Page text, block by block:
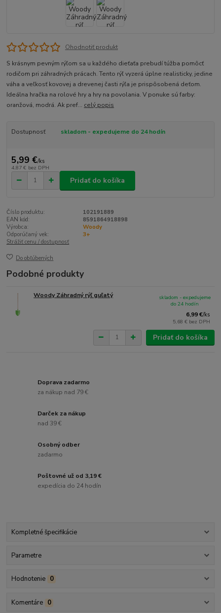
Ohodnotiť produkt
S krásnym pevným rýľom sa u každého dieťaťa prebudí túžba pomôcť
rodičom pri záhradných prácach. Tento rýľ vyzerá úplne realisticky, jedine
váha a veľkosť kovovej a drevenej časti rýľa je prispôsobená deťom.
Ideálna hračka na rolové hry a hry na povolania. V ponuke sú farby:
oranžová, modrá. Ak pref... celý popis
Dostupnosť skladom - expedujeme do 24 hodín
5,99 €/ks
4,87 € bez DPH
Pridať do košíka
Číslo produktu:
102191889
EAN kód:
8591864918898
Výrobca:
Woody
Odporúčaný vek:
3+
Strážiť cenu / dostupnosť
Do obľúbených
Podobné produkty
Woody Záhradný rýľ guľatý
6,99 €/ks
5,68 € bez DPH
skladom - expedujeme
do 24 hodín
Pridať do košíka
Doprava zadarmo
za nákup nad 79 €
Darček za nákup
nad 39 €
Osobný odber
zadarmo
Poštovné už od 3,19 €
expedícia do 24 hodín
Kompletné špecifikácie
Parametre
Hodnotenie 0
Komentáre 0